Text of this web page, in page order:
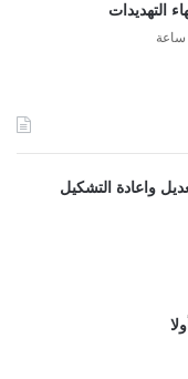
التهديدات
واعادة التشكيل